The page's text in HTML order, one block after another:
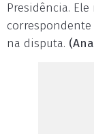
Presidência. Ele
correspondente
na disputa.